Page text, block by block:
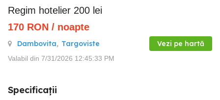
regim hotelier 200 lei
170 RON / noapte
Dambovita, Targoviste Vezi pe hartă
Valabil din 7/31/2026 12:45:33 PM
Specificații